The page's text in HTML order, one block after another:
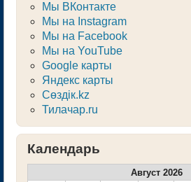
Мы ВКонтакте
Мы на Instagram
Мы на Facebook
Мы на YouTube
Google карты
Яндекс карты
Сөздік.kz
Тилачар.ru
Календарь
Август 2026